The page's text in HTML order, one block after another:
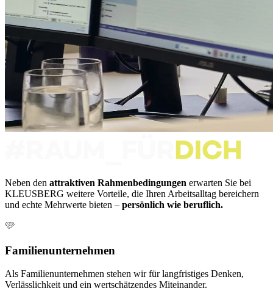
Neben den attraktiven Rahmenbedingungen erwarten Sie bei
KLEUSBERG weitere Vorteile, die Ihren Arbeitsalltag bereichern
und echte Mehrwerte bieten – persönlich wie beruflich.
Familienunternehmen
Als Familienunternehmen stehen wir für langfristiges Denken,
Verlässlichkeit und ein wertschätzendes Miteinander.